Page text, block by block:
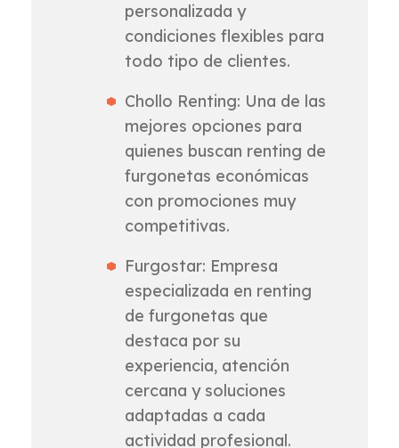
personalizada y
condiciones flexibles para
todo tipo de clientes.
Chollo Renting: Una de las
mejores opciones para
quienes buscan renting de
furgonetas económicas
con promociones muy
competitivas.
Furgostar: Empresa
especializada en renting
de furgonetas que
destaca por su
experiencia, atención
cercana y soluciones
adaptadas a cada
actividad profesional.